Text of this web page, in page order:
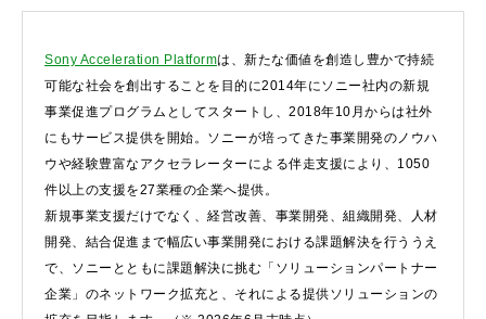
Sony Acceleration Platformは、新たな価値を創造し豊かで持続
可能な社会を創出することを目的に2014年にソニー社内の新規
事業促進プログラムとしてスタートし、2018年10月からは社外
にもサービス提供を開始。ソニーが培ってきた事業開発のノウハ
ウや経験豊富なアクセラレーターによる伴走支援により、1050
件以上の支援を27業種の企業へ提供。
新規事業支援だけでなく、経営改善、事業開発、組織開発、人材
開発、結合促進まで幅広い事業開発における課題解決を行ううえ
で、ソニーとともに課題解決に挑む「ソリューションパートナー
企業」のネットワーク拡充と、それによる提供ソリューションの